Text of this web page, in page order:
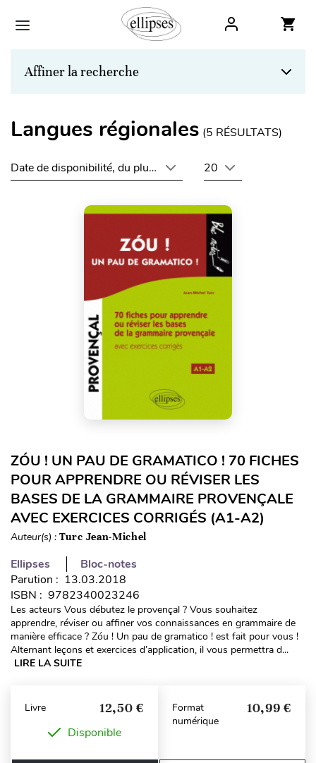
Affiner la recherche
Langues régionales (5 RÉSULTATS)
Date de disponibilité, du plus récent au plus ancien
20
ZÓU ! UN PAU DE GRAMATICO ! 70 FICHES
POUR APPRENDRE OU RÉVISER LES
BASES DE LA GRAMMAIRE PROVENÇALE
AVEC EXERCICES CORRIGÉS (A1-A2)
Auteur(s) : Turc Jean-Michel
Ellipses
Bloc-notes
Parution : 13.03.2018
ISBN : 9782340023246
Les acteurs Vous débutez le provençal ? Vous souhaitez
apprendre, réviser ou affiner vos connaissances en grammaire de
manière efficace ? Zóu ! Un pau de gramatico ! est fait pour vous !
Alternant leçons et exercices d’application, il vous permettra d...
LIRE LA SUITE
Livre 12,50 €
Disponible
Format
numérique
10,99 €